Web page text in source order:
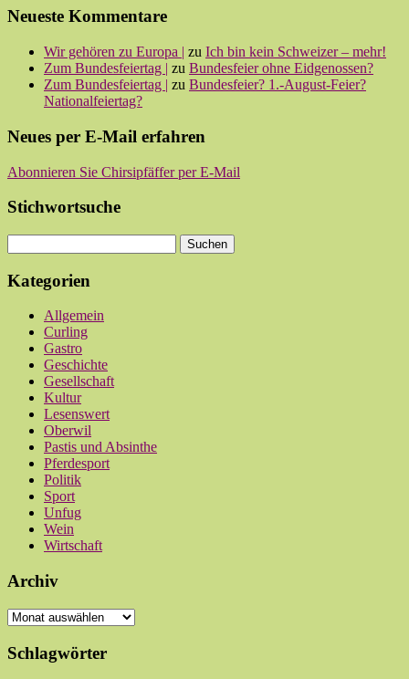
Neueste Kommentare
Wir gehören zu Europa | zu Ich bin kein Schweizer – mehr!
Zum Bundesfeiertag | zu Bundesfeier ohne Eidgenossen?
Zum Bundesfeiertag | zu Bundesfeier? 1.-August-Feier?
Nationalfeiertag?
Neues per E-Mail erfahren
Abonnieren Sie Chirsipfäffer per E-Mail
Stichwortsuche
Kategorien
Allgemein
Curling
Gastro
Geschichte
Gesellschaft
Kultur
Lesenswert
Oberwil
Pastis und Absinthe
Pferdesport
Politik
Sport
Unfug
Wein
Wirtschaft
Archiv
Archiv
Schlagwörter